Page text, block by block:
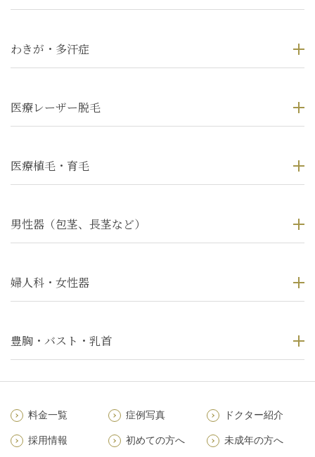
わきが・多汗症
医療レーザー脱毛
医療植毛・育毛
男性器（包茎、長茎など）
婦人科・女性器
豊胸・バスト・乳首
料金一覧 症例写真 ドクター紹介
採用情報 初めての方へ 未成年の方へ